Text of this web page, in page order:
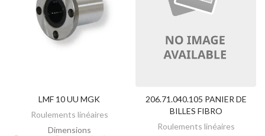
AJOUTER AU PANIER
LMF 10 UU MGK
Roulements linéaires
Dimensions
DÉCOUVREZ
206.71.040.105 PANIER DE
BILLES FIBRO
Roulements linéaires